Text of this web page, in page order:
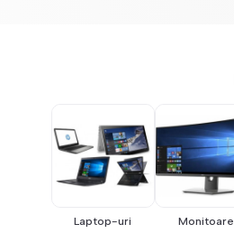
Laptop-uri Monitoare